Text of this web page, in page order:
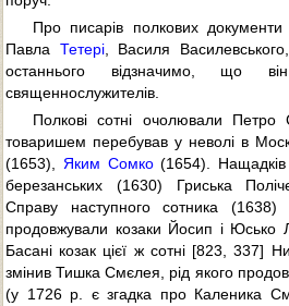
Про писарів полкових документи
Павла Тетері, Василя
останнього відзначимо, що
священнослужителів.
Полкові сотні очолювали
товаришем перебував у неволі в
(1653), Яким Сомко(1654). Нащадків
березанських (1630) Гриська
Справу наступного сотника
продовжували козаки Йосип і Юсько
Басані козак цієї ж сотні [823, 337]
змінив Тишка Смєлея, рід якого
(у 1726 р. є згадка про Каленика